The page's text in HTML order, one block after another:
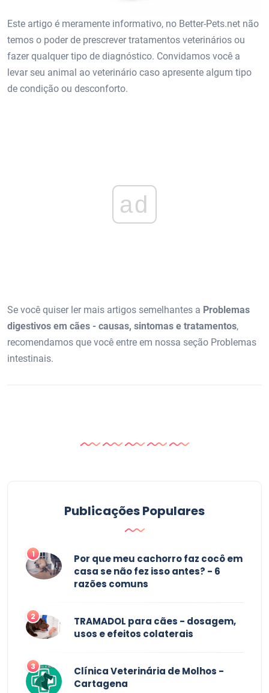
Este artigo é meramente informativo, no Better-Pets.net não
temos o poder de prescrever tratamentos veterinários ou
fazer qualquer tipo de diagnóstico. Convidamos você a
levar seu animal ao veterinário caso apresente algum tipo
de condição ou desconforto.
ad
Se você quiser ler mais artigos semelhantes a Problemas
digestivos em cães - causas, sintomas e tratamentos,
recomendamos que você entre em nossa seção Problemas
intestinais.
Publicações Populares
1
Por que meu cachorro faz cocô em
casa se não fez isso antes? - 6
razões comuns
2
TRAMADOL para cães - dosagem,
usos e efeitos colaterais
3
Clínica Veterinária de Molhos -
Cartagena